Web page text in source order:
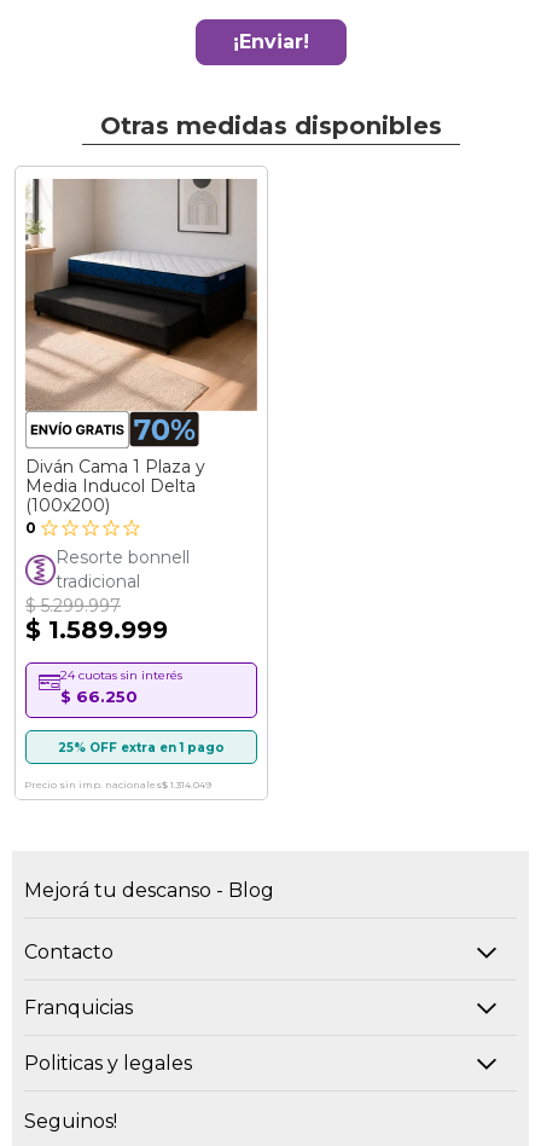
¡Enviar!
Otras medidas disponibles
Diván Cama 1 Plaza y
Media Inducol Delta
(100x200)
0
Resorte bonnell
tradicional
$ 5.299.997
$ 1.589.999
24 cuotas sin interés
$ 66.250
25% OFF extra en 1 pago
Precio sin imp. nacionales$ 1.314.049
Mejorá tu descanso - Blog
Contacto
Franquicias
Politicas y legales
Seguinos!